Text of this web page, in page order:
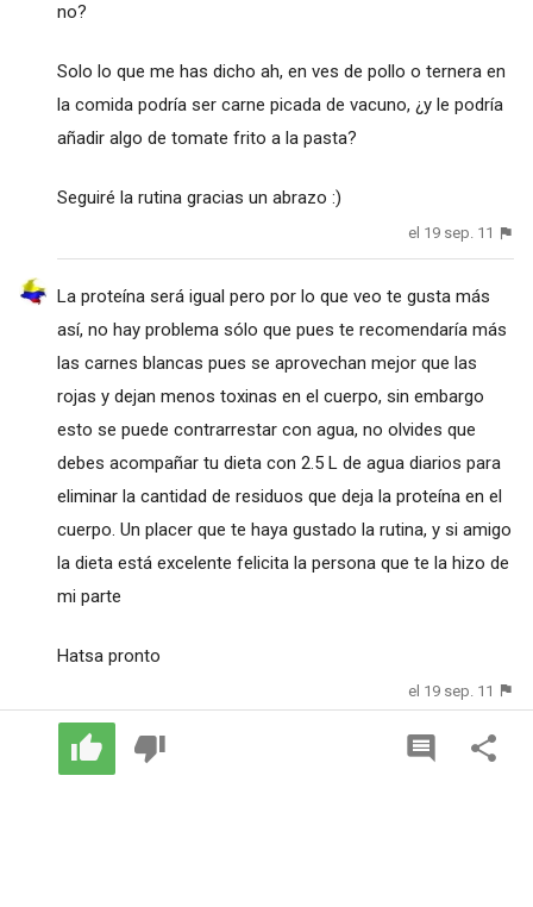
no?
Solo lo que me has dicho ah, en ves de pollo o ternera en
la comida podría ser carne picada de vacuno, ¿y le podría
añadir algo de tomate frito a la pasta?
Seguiré la rutina gracias un abrazo :)
el 19 sep. 11
La proteína será igual pero por lo que veo te gusta más
así, no hay problema sólo que pues te recomendaría más
las carnes blancas pues se aprovechan mejor que las
rojas y dejan menos toxinas en el cuerpo, sin embargo
esto se puede contrarrestar con agua, no olvides que
debes acompañar tu dieta con 2.5 L de agua diarios para
eliminar la cantidad de residuos que deja la proteína en el
cuerpo. Un placer que te haya gustado la rutina, y si amigo
la dieta está excelente felicita la persona que te la hizo de
mi parte
Hatsa pronto
el 19 sep. 11